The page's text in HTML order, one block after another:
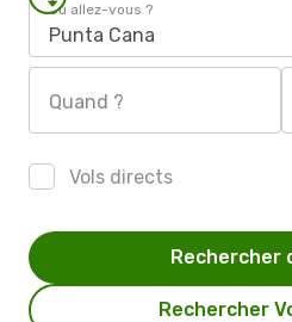
Où allez-vous ?
Punta Cana
Quand ?
Vols directs
Rechercher
Rechercher